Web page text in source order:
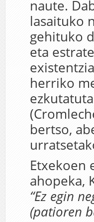
naute.
lasaituko
gehituko
eta
herriko
bertso,
Etxekoen
ahopeka,
“Ez egin
(patioren